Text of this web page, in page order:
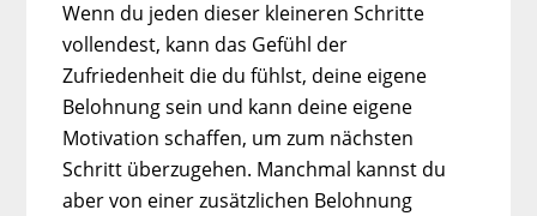
Wenn du jeden dieser kleineren Schritte
vollendest, kann das Gefühl der
Zufriedenheit die du fühlst, deine eigene
Belohnung sein und kann deine eigene
Motivation schaffen, um zum nächsten
Schritt überzugehen. Manchmal kannst du
aber von einer zusätzlichen Belohnung